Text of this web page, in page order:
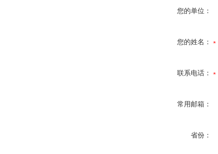
您的单位：
您的姓名：
联系电话：
常用邮箱：
省份：